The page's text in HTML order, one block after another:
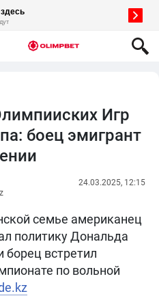
Игр
боец эмигрант
24.03.2025, 12:15
семье американец
политику Дональда
встретил
по вольной